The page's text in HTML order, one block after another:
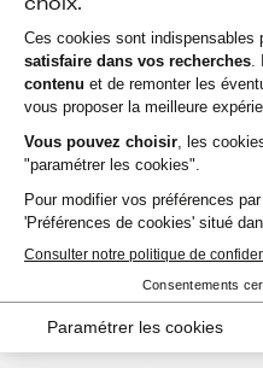
FranceToner, le
Cartouche toner
à samsung 101 au
votre imprimante.
Depuis 2000, FranceToner
professionnels avec ses
équivalent à samsung 101.
Recommandée à plus de
clients, FranceToner est la
plus de 300 000 produits
marques : Epson, HP,
Samsung, Konica-MInolta,